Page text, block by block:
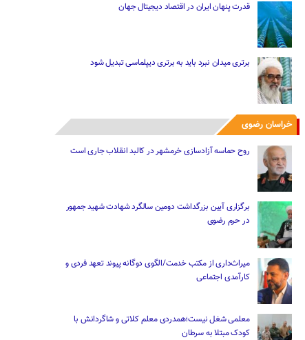
قدرت پنهان ایران در اقتصاد دیجیتال جهان
برتری میدان نبرد باید به برتری دیپلماسی تبدیل شود
خراسان رضوی
روح حماسه آزادسازی خرمشهر در کالبد انقلاب جاری است
برگزاری آیین بزرگداشت دومین سالگرد شهادت شهید جمهور
در حرم رضوی
میراث‌داری از مکتب خدمت/الگوی دوگانه پیوند تعهد فردی و
کارآمدی اجتماعی
معلمی شغل نیست؛همدردی معلم کلاتی و شاگردانش با
کودک مبتلا به سرطان